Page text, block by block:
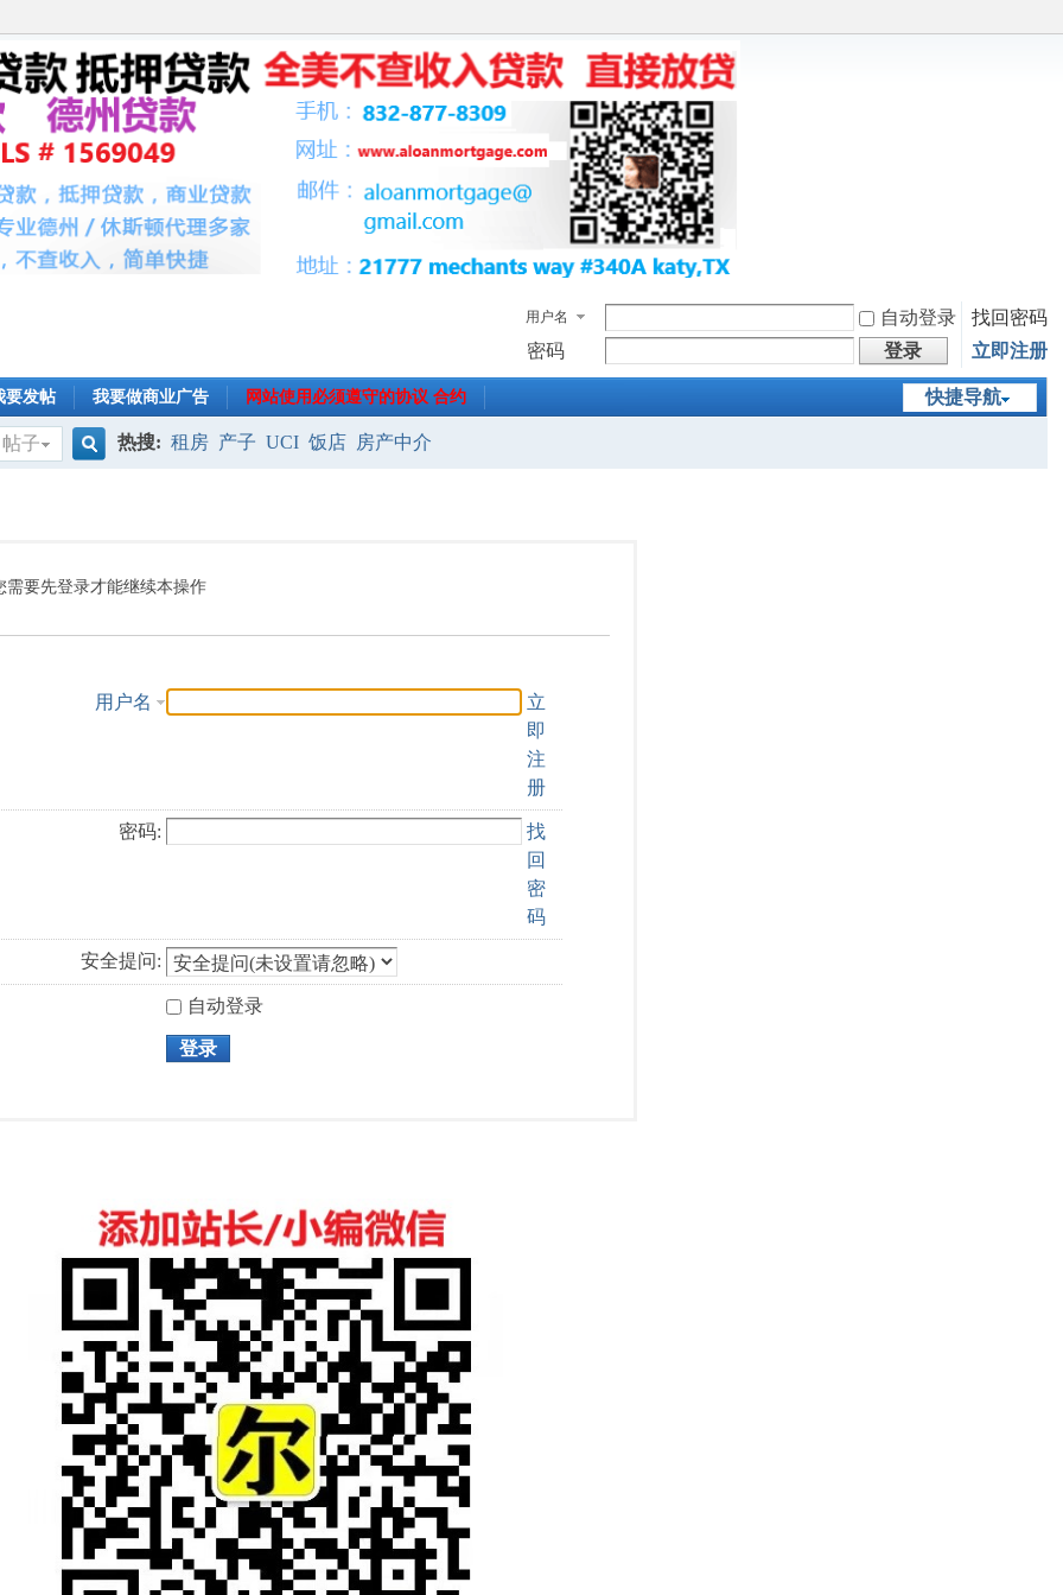
用户名 自动登录
找回密码
密码
登录 立即注册
快捷导航
要发帖 我要做商业广告 网站使用必须遵守的协议 合约
帖子
索
热搜: 租房 产子 UCI 饭店 房产中介
需要先登录才能继续本操作
用户名
立
即
注
册
密码:
找
回
密
码
安全提问:
自动登录
登录